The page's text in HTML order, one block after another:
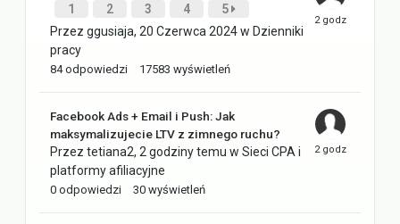
1
2 3 4
5
Przez ggusiaja, 20 Czerwca 2024w Dzienniki
pracy
84 odpowiedzi 17583 wyświetleń
Facebook Ads + Email i Push: Jak
maksymalizujecie LTV z zimnego ruchu?
Przez tetiana2, 2 godziny temu w Sieci CPA i
platformy afiliacyjne
0 odpowiedzi 30 wyświetleń